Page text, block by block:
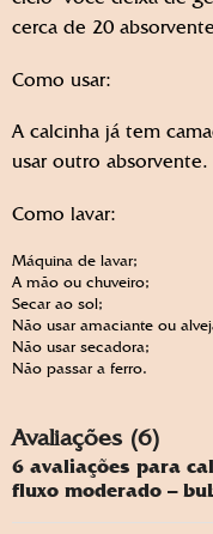
cerca de 20
Como usar:
A calcinha já tem
usar outro absorvente.
Como lavar:
Máquina de lavar;
A mão ou chuveiro;
Secar ao sol;
Não usar amaciante ou
Não usar secadora;
Não passar a ferro.
Avaliações (6)
6 avaliações para
fluxo moderado –